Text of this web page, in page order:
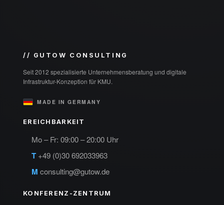
// GUTOW CONSULTING
Seit 2012 spezialisierte Unternehmensberatung und digitale
Infrastruktur-Konzeption für KMU.
MADE IN GERMANY
EREICHBARKEIT
Mo – Fr: 09:00 – 20:00 Uhr
T+49 (0)30 692033963
M consulting@gutow.de
KONFERENZ-ZENTRUM